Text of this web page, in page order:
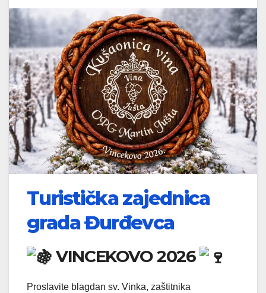
Turistička zajednica
grada Đurđevca
VINCEKOVO 2026
Proslavite blagdan sv. Vinka, zaštitnika